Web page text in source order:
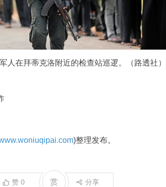
人在拜蒂克洛附近的检查站巡逻。（路透社）
)整理发布。
赞 0 赏 分享